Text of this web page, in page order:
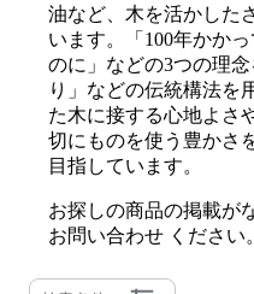
油など、木を活かした
います。「100年かか
のに」などの3つの理
り」などの伝統構法を
た木に接する心地よさ
切にものを使う豊かさ
目指しています。
お探しの商品の掲載が
お問い合わせ ください。